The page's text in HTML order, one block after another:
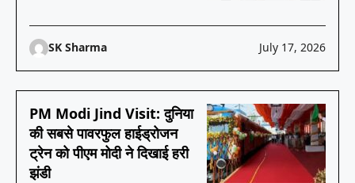
SK Sharma July 17, 2026
PM Modi Jind Visit: दुनिया
की सबसे पावरफुल हाईड्रोजन
ट्रेन को पीएम मोदी ने दिखाई हरी
झंडी